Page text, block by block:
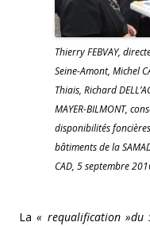
Thierry FEBVAY,
Seine-Amont, Michel
Thiais, Richard
MAYER-BILMONT,
disponibilités
bâtiments de la
CAD, 5 septembre
La« requalification »du